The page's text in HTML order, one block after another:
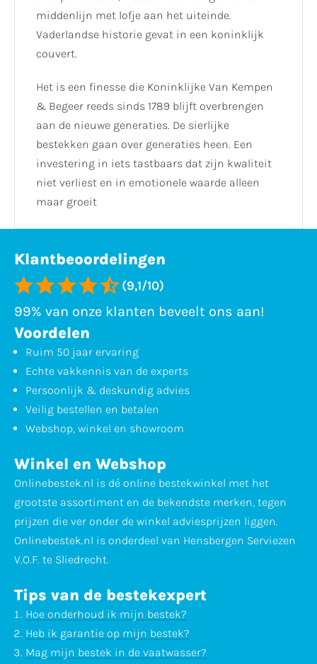
middenlijn met lofje aan het uiteinde.
Vaderlandse historie gevat in een koninklijk
couvert.
Het is een finesse die Koninklijke Van Kempen
& Begeer reeds sinds 1789 blijft overbrengen
aan de nieuwe generaties. De sierlijke
bestekken gaan over generaties heen. Een
investering in iets tastbaars dat zijn kwaliteit
niet verliest en in emotionele waarde alleen
maar groeit
Klantbeoordelingen
(9,1/10)
99% van onze klanten beveelt ons aan!
Voordelen
Ruim 50 jaar ervaring
Echte vakkennis van de experts
Persoonlijk & deskundig advies
Veilig bestellen en betalen
Webshop, winkel en showroom
Winkel en Webshop
Onlinebestek.nl is dé online bestekwinkel met het
grootste assortiment en de bekendste merken, tegen
prijzen die ver onder de winkel adviesprijzen liggen.
Onlinebestek.nl is onderdeel van Hensbergen Serviezen
V.O.F. te Sliedrecht.
Tips van de bestekexpert
Hoe onderhoud ik mijn bestek?
Heb ik garantie op mijn bestek?
Mag mijn bestek in de vaatwasser?